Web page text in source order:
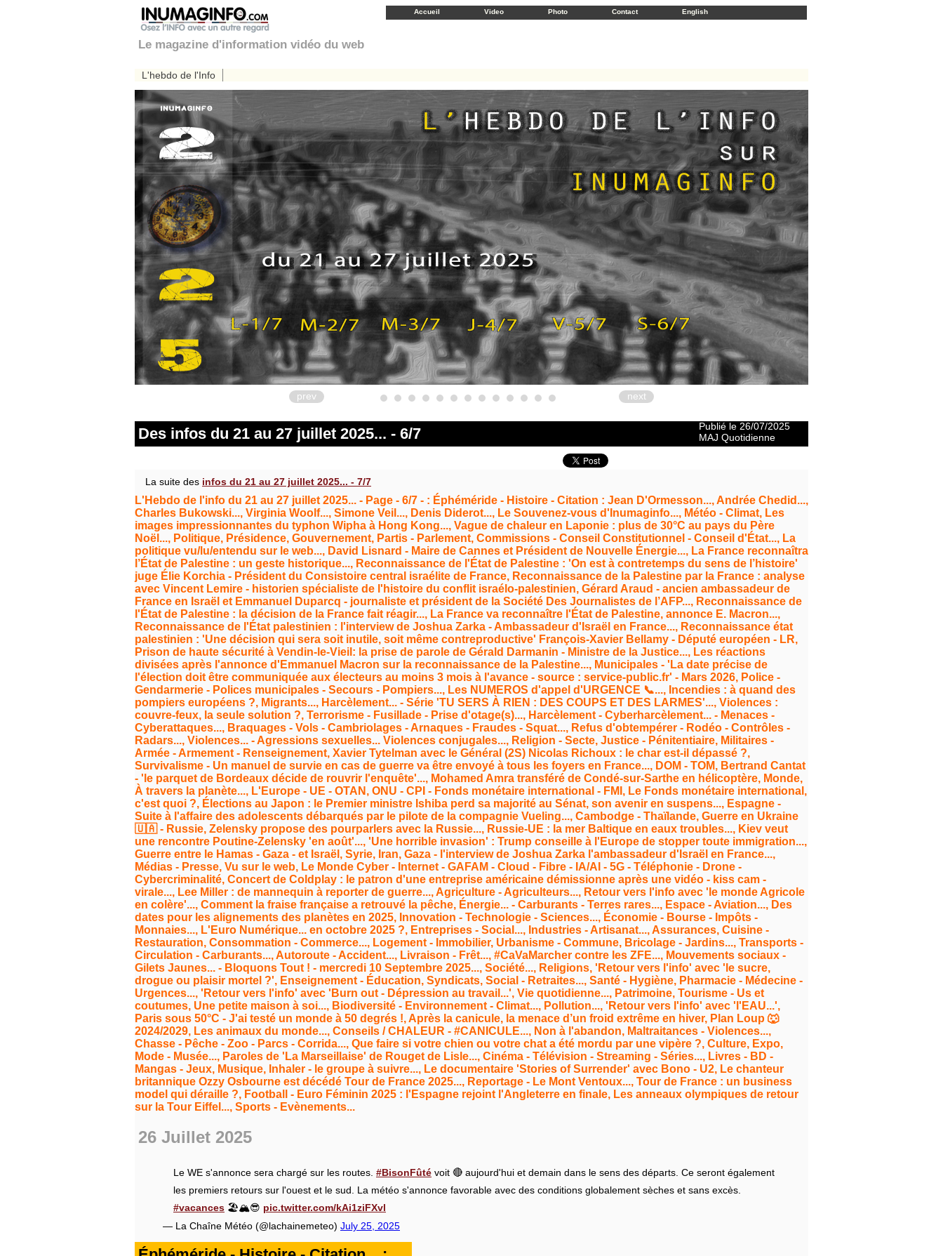
Accueil Video Photo Contact English
Le magazine d'information vidéo du web
L'hebdo de l'Info
prev next
Des infos du 21 au 27 juillet 2025... - 6/7
Publié le 26/07/2025
MAJ Quotidienne
La suite des infos du 21 au 27 juillet 2025... - 7/7
L'Hebdo de l'info du 21 au 27 juillet 2025... - Page - 6/7 - : Éphéméride - Histoire - Citation : Jean D'Ormesson..., Andrée Chedid...,
Charles Bukowski..., Virginia Woolf..., Simone Veil..., Denis Diderot..., Le Souvenez-vous d'Inumaginfo..., Météo - Climat, Les
images impressionnantes du typhon Wipha à Hong Kong..., Vague de chaleur en Laponie : plus de 30°C au pays du Père
Noël..., Politique, Présidence, Gouvernement, Partis - Parlement, Commissions - Conseil Constitutionnel - Conseil d'État..., La
politique vu/lu/entendu sur le web..., David Lisnard - Maire de Cannes et Président de Nouvelle Énergie..., La France reconnaîtra
l’État de Palestine : un geste historique..., Reconnaissance de l'État de Palestine : 'On est à contretemps du sens de l’histoire'
juge Élie Korchia - Président du Consistoire central israélite de France, Reconnaissance de la Palestine par la France : analyse
avec Vincent Lemire - historien spécialiste de l'histoire du conflit israélo-palestinien, Gérard Araud - ancien ambassadeur de
France en Israël et Emmanuel Duparcq - journaliste et président de la Société Des Journalistes de l’AFP..., Reconnaissance de
l'État de Palestine : la décision de la France fait réagir..., La France va reconnaître l'État de Palestine, annonce E. Macron...,
Reconnaissance de l'État palestinien : l'interview de Joshua Zarka - Ambassadeur d'Israël en France..., Reconnaissance état
palestinien : 'Une décision qui sera soit inutile, soit même contreproductive' François-Xavier Bellamy - Député européen - LR,
Prison de haute sécurité à Vendin-le-Vieil: la prise de parole de Gérald Darmanin - Ministre de la Justice..., Les réactions
divisées après l'annonce d'Emmanuel Macron sur la reconnaissance de la Palestine..., Municipales - 'La date précise de
l'élection doit être communiquée aux électeurs au moins 3 mois à l'avance - source : service-public.fr' - Mars 2026, Police -
Gendarmerie - Polices municipales - Secours - Pompiers..., Les NUMEROS d'appel d'URGENCE 📞..., Incendies : à quand des
pompiers européens ?, Migrants..., Harcèlement... - Série 'TU SERS À RIEN : DES COUPS ET DES LARMES'..., Violences :
couvre-feux, la seule solution ?, Terrorisme - Fusillade - Prise d'otage(s)..., Harcèlement - Cyberharcèlement... - Menaces -
Cyberattaques..., Braquages - Vols - Cambriolages - Arnaques - Fraudes - Squat..., Refus d'obtempérer - Rodéo - Contrôles -
Radars..., Violences... - Agressions sexuelles... Violences conjugales..., Religion - Secte, Justice - Pénitentiaire, Militaires -
Armée - Armement - Renseignement, Xavier Tytelman avec le Général (2S) Nicolas Richoux : le char est-il dépassé ?,
Survivalisme - Un manuel de survie en cas de guerre va être envoyé à tous les foyers en France..., DOM - TOM, Bertrand Cantat
- 'le parquet de Bordeaux décide de rouvrir l'enquête'..., Mohamed Amra transféré de Condé-sur-Sarthe en hélicoptère, Monde,
À travers la planète..., L'Europe - UE - OTAN, ONU - CPI - Fonds monétaire international - FMI, Le Fonds monétaire international,
c'est quoi ?, Élections au Japon : le Premier ministre Ishiba perd sa majorité au Sénat, son avenir en suspens..., Espagne -
Suite à l'affaire des adolescents débarqués par le pilote de la compagnie Vueling..., Cambodge - Thaïlande, Guerre en Ukraine
🇺🇦 - Russie, Zelensky propose des pourparlers avec la Russie..., Russie-UE : la mer Baltique en eaux troubles..., Kiev veut
une rencontre Poutine-Zelensky 'en août'..., 'Une horrible invasion' : Trump conseille à l'Europe de stopper toute immigration...,
Guerre entre le Hamas - Gaza - et Israël, Syrie, Iran, Gaza - l'interview de Joshua Zarka l'ambassadeur d'Israël en France...,
Médias - Presse, Vu sur le web, Le Monde Cyber - Internet - GAFAM - Cloud - Fibre - IA/AI - 5G - Téléphonie - Drone -
Cybercriminalité, Concert de Coldplay : le patron d'une entreprise américaine démissionne après une vidéo - kiss cam -
virale..., Lee Miller : de mannequin à reporter de guerre..., Agriculture - Agriculteurs..., Retour vers l'info avec 'le monde Agricole
en colère'..., Comment la fraise française a retrouvé la pêche, Énergie... - Carburants - Terres rares..., Espace - Aviation..., Des
dates pour les alignements des planètes en 2025, Innovation - Technologie - Sciences..., Économie - Bourse - Impôts -
Monnaies..., L'Euro Numérique... en octobre 2025 ?, Entreprises - Social..., Industries - Artisanat..., Assurances, Cuisine -
Restauration, Consommation - Commerce..., Logement - Immobilier, Urbanisme - Commune, Bricolage - Jardins..., Transports -
Circulation - Carburants..., Autoroute - Accident..., Livraison - Frêt..., #CaVaMarcher contre les ZFE..., Mouvements sociaux -
Gilets Jaunes... - Bloquons Tout ! - mercredi 10 Septembre 2025..., Société..., Religions, 'Retour vers l'info' avec 'le sucre,
drogue ou plaisir mortel ?', Enseignement - Éducation, Syndicats, Social - Retraites..., Santé - Hygiène, Pharmacie - Médecine -
Urgences..., 'Retour vers l'info' avec 'Burn out - Dépression au travail...', Vie quotidienne..., Patrimoine, Tourisme - Us et
coutumes, Une petite maison à soi..., Biodiversité - Environnement - Climat..., Pollution..., 'Retour vers l'info' avec 'l'EAU...',
Paris sous 50°C - J'ai testé un monde à 50 degrés !, Après la canicule, la menace d’un froid extrême en hiver, Plan Loup 🐺
2024/2029, Les animaux du monde..., Conseils / CHALEUR - #CANICULE..., Non à l'abandon, Maltraitances - Violences...,
Chasse - Pêche - Zoo - Parcs - Corrida..., Que faire si votre chien ou votre chat a été mordu par une vipère ?, Culture, Expo,
Mode - Musée..., Paroles de 'La Marseillaise' de Rouget de Lisle..., Cinéma - Télévision - Streaming - Séries..., Livres - BD -
Mangas - Jeux, Musique, Inhaler - le groupe à suivre..., Le documentaire 'Stories of Surrender' avec Bono - U2, Le chanteur
britannique Ozzy Osbourne est décédé Tour de France 2025..., Reportage - Le Mont Ventoux..., Tour de France : un business
model qui déraille ?, Football - Euro Féminin 2025 : l'Espagne rejoint l'Angleterre en finale, Les anneaux olympiques de retour
sur la Tour Eiffel..., Sports - Evènements...
26 Juillet 2025
Le WE s'annonce sera chargé sur les routes. #BisonFûté voit 🔴 aujourd'hui et demain dans le sens des départs. Ce seront également
les premiers retours sur l'ouest et le sud. La météo s'annonce favorable avec des conditions globalement sèches et sans excès.
#vacances 🏖️🏔️😎 pic.twitter.com/kAi1ziFXvl
— La Chaîne Météo (@lachainemeteo) July 25, 2025